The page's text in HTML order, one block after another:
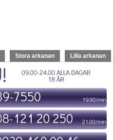
Stora arkanan Lilla arkanan